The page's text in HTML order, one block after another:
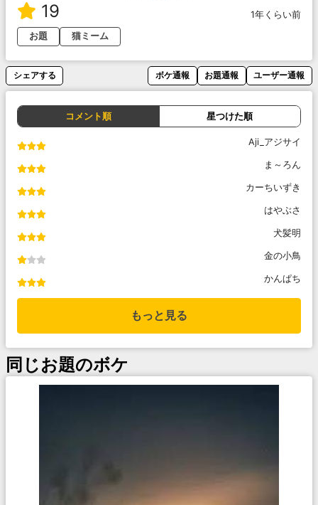
19
1年くらい前
お題
猫ミーム
シェアする ボケ通報 お題通報 ユーザー通報
コメント順 星つけた順
Aji_アジサイ
ま～ろん
カーちいずき
はやぶさ
犬髪明
金の小鳥
かんぱち
もっと見る
同じお題のボケ